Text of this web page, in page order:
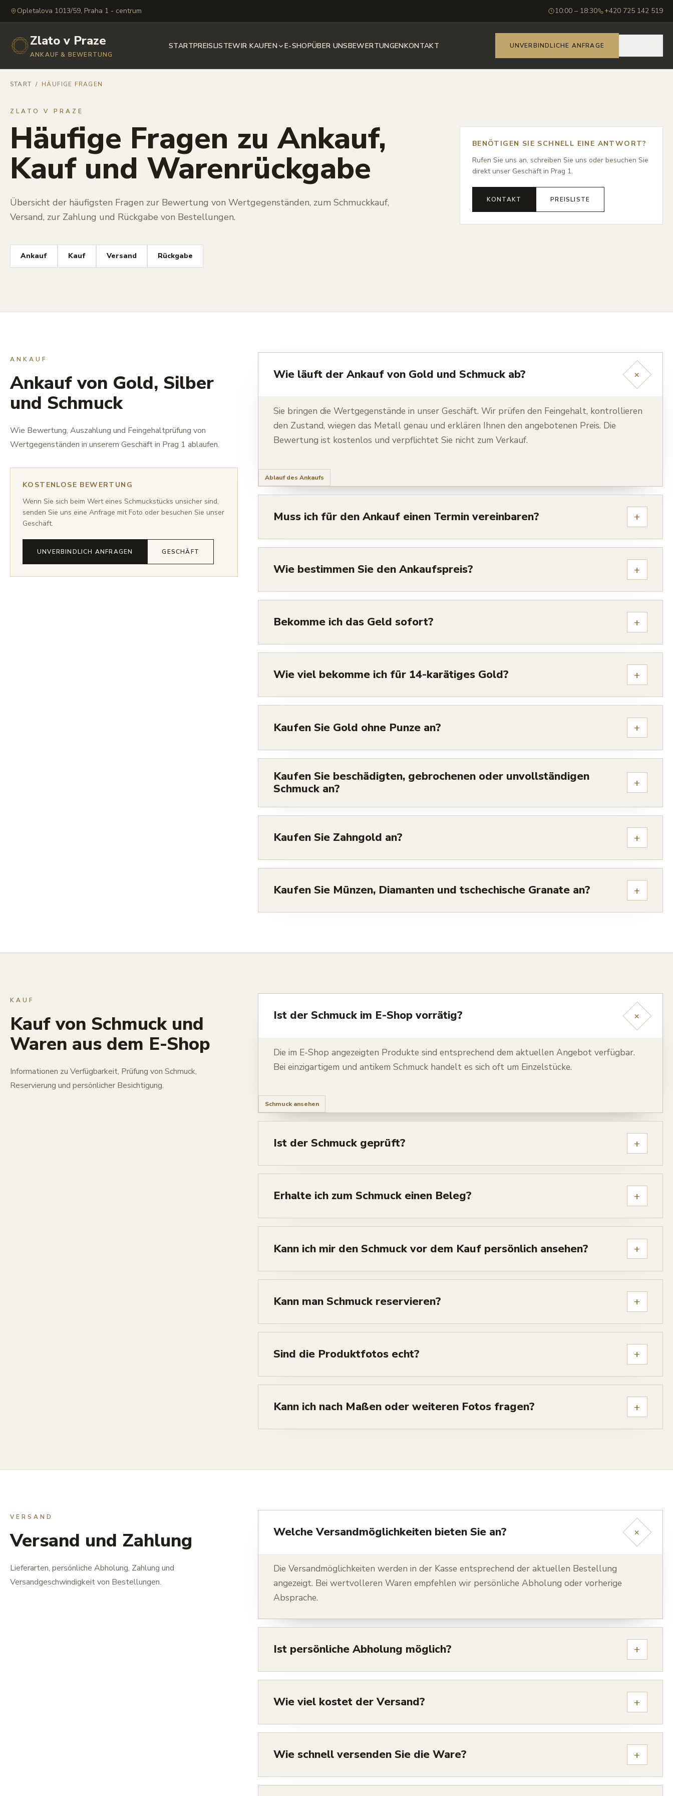
Opletalova 1013/59, Praha 1 - centrum 10:00 – 18:30 +420 725 142 519
Zlato v Praze
ANKAUF & BEWERTUNG
STARTPREISLISTEWIR KAUFEN E-SHOPÜBER UNSBEWERTUNGENKONTAKT UNVERBINDLICHE ANFRAGE
START / HÄUFIGE FRAGEN
ZLATO V PRAZE
Häufige Fragen zu Ankauf,
Kauf und Warenrückgabe
Übersicht der häufigsten Fragen zur Bewertung von Wertgegenständen, zum Schmuckkauf,
Versand, zur Zahlung und Rückgabe von Bestellungen.
BENÖTIGEN SIE SCHNELL EINE ANTWORT?
Rufen Sie uns an, schreiben Sie uns oder besuchen Sie
direkt unser Geschäft in Prag 1.
KONTAKT PREISLISTE
Ankauf Kauf Versand Rückgabe
ANKAUF
Ankauf von Gold, Silber
und Schmuck
Wie Bewertung, Auszahlung und Feingehaltprüfung von
Wertgegenständen in unserem Geschäft in Prag 1 ablaufen.
KOSTENLOSE BEWERTUNG
Wenn Sie sich beim Wert eines Schmuckstücks unsicher sind,
senden Sie uns eine Anfrage mit Foto oder besuchen Sie unser
Geschäft.
UNVERBINDLICH ANFRAGEN GESCHÄFT
Wie läuft der Ankauf von Gold und Schmuck ab? +
Sie bringen die Wertgegenstände in unser Geschäft. Wir prüfen den Feingehalt, kontrollieren
den Zustand, wiegen das Metall genau und erklären Ihnen den angebotenen Preis. Die
Bewertung ist kostenlos und verpflichtet Sie nicht zum Verkauf.
Ablauf des Ankaufs
Muss ich für den Ankauf einen Termin vereinbaren? +
Wie bestimmen Sie den Ankaufspreis? +
Bekomme ich das Geld sofort? +
Wie viel bekomme ich für 14-karätiges Gold? +
Kaufen Sie Gold ohne Punze an? +
Kaufen Sie beschädigten, gebrochenen oder unvollständigen
Schmuck an?
+
Kaufen Sie Zahngold an? +
Kaufen Sie Münzen, Diamanten und tschechische Granate an? +
KAUF
Kauf von Schmuck und
Waren aus dem E-Shop
Informationen zu Verfügbarkeit, Prüfung von Schmuck,
Reservierung und persönlicher Besichtigung.
Ist der Schmuck im E-Shop vorrätig? +
Die im E-Shop angezeigten Produkte sind entsprechend dem aktuellen Angebot verfügbar.
Bei einzigartigem und antikem Schmuck handelt es sich oft um Einzelstücke.
Schmuck ansehen
Ist der Schmuck geprüft? +
Erhalte ich zum Schmuck einen Beleg? +
Kann ich mir den Schmuck vor dem Kauf persönlich ansehen? +
Kann man Schmuck reservieren? +
Sind die Produktfotos echt? +
Kann ich nach Maßen oder weiteren Fotos fragen? +
VERSAND
Versand und Zahlung
Lieferarten, persönliche Abholung, Zahlung und
Versandgeschwindigkeit von Bestellungen.
Welche Versandmöglichkeiten bieten Sie an? +
Die Versandmöglichkeiten werden in der Kasse entsprechend der aktuellen Bestellung
angezeigt. Bei wertvolleren Waren empfehlen wir persönliche Abholung oder vorherige
Absprache.
Ist persönliche Abholung möglich? +
Wie viel kostet der Versand? +
Wie schnell versenden Sie die Ware? +